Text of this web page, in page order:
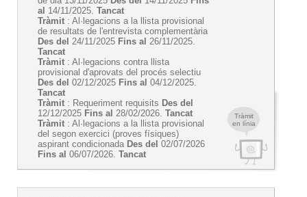
Tràmit
en línia
al 14/11/2025. Tancat
Tràmit : Al·legacions a la llista provisional
de resultats de l'entrevista complementària
Des del 24/11/2025 Fins al 26/11/2025.
Tancat
Tràmit : Al·legacions contra llista
provisional d'aprovats del procés selectiu
Des del 02/12/2025 Fins al 04/12/2025.
Tancat
Tràmit : Requeriment requisits Des del
12/12/2025 Fins al 28/02/2026. Tancat
Tràmit : Al·legacions a la llista provisional
del segon exercici (proves físiques)
aspirant condicionada Des del 02/07/2026
Fins al 06/07/2026. Tancat